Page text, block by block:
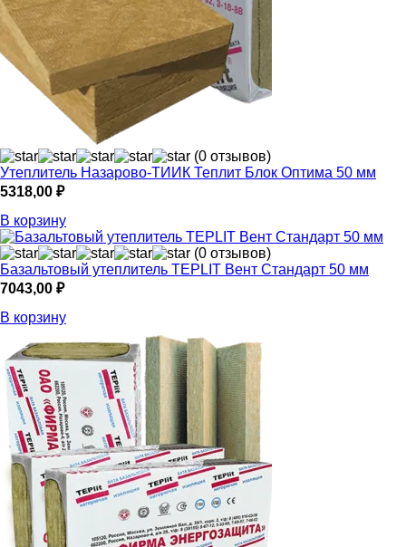
(0 отзывов)
Утеплитель Назарово-ТИИК Теплит Блок Оптима 50 мм
5318,00 ₽
В корзину
(0 отзывов)
Базальтовый утеплитель TEPLIT Вент Стандарт 50 мм
7043,00 ₽
В корзину